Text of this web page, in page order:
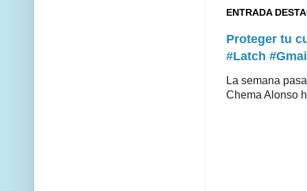
ENTRADA
Proteger tu
#Latch
La semana
Chema Alonso